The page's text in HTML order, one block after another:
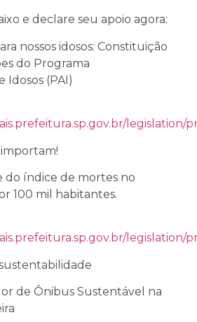
e declare seu apoio agora:
nossos idosos: Constituição
do Programa
Idosos (PAI)
legislation/
índice de mortes no
100 mil habitantes.
legislation/
de Ônibus Sustentável na